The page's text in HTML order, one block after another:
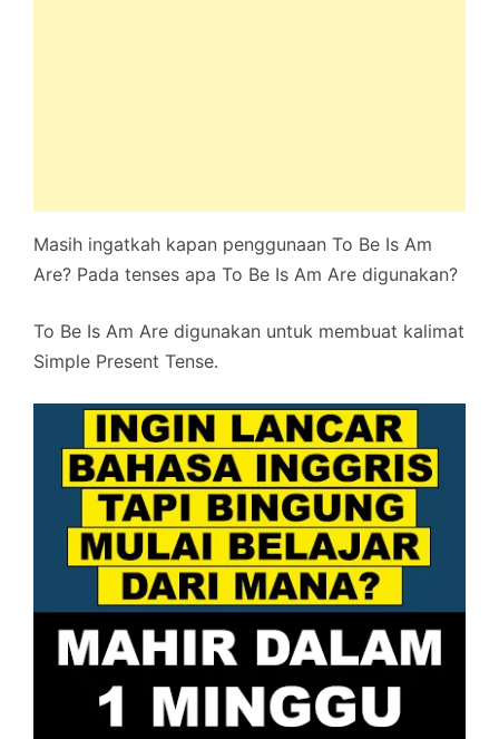
Masih ingatkah kapan penggunaan To Be Is Am
Are? Pada tenses apa To Be Is Am Are digunakan?
To Be Is Am Are digunakan untuk membuat kalimat
Simple Present Tense.